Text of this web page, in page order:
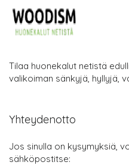
Tilaa huonekalut netistä
valikoiman sänkyjä, hyllyjä,
Yhteydenotto
Jos sinulla on kysymyksiä,
sähköpostitse: